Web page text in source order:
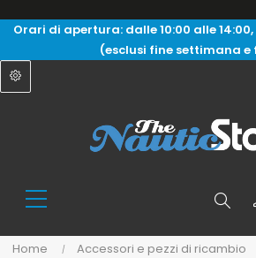
Orari di apertura: dalle 10:00 alle
(esclusi fine settimana e
Search
Home
Accessori e pezzi di ricambio